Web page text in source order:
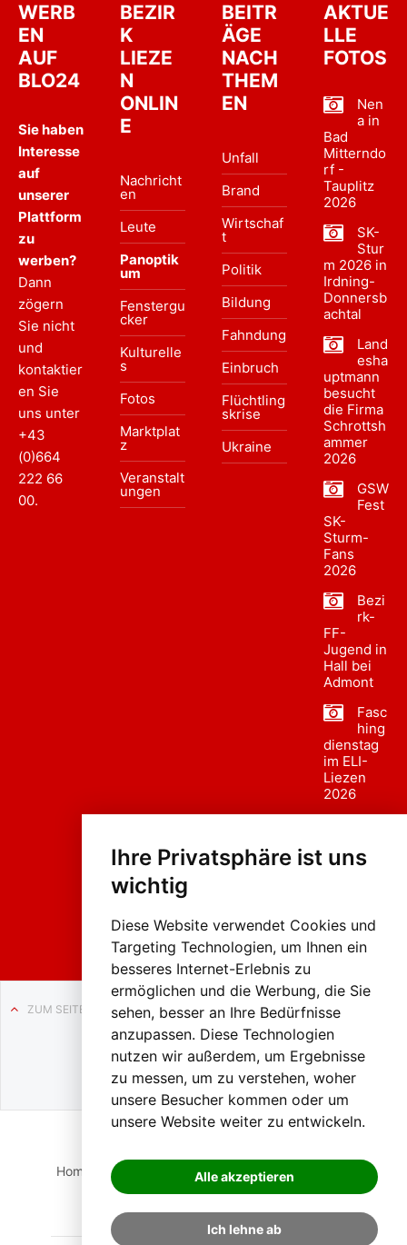
Ihre Privatsphäre ist uns
wichtig
Diese Website verwendet Cookies und
Targeting Technologien, um Ihnen ein
besseres Internet-Erlebnis zu
ermöglichen und die Werbung, die Sie
sehen, besser an Ihre Bedürfnisse
anzupassen. Diese Technologien
nutzen wir außerdem, um Ergebnisse
zu messen, um zu verstehen, woher
unsere Besucher kommen oder um
unsere Website weiter zu entwickeln.
Alle akzeptieren
Ich lehne ab
WERB
EN
AUF
BLO24
Sie haben
Interesse
auf
unserer
Plattform
zu
werben?
Dann
zögern
Sie nicht
und
kontaktier
en Sie
uns unter
+43
(0)664
222 66
00.
BEZIR
K
LIEZE
N
ONLIN
E
Nachricht
en
Leute
Panoptik
um
Fenstergu
cker
Kulturelle
s
Fotos
Marktplat
z
Veranstalt
ungen
BEITR
ÄGE
NACH
THEM
EN
Unfall
Brand
Wirtschaf
t
Politik
Bildung
Fahndung
Einbruch
Flüchtling
skrise
Ukraine
AKTUE
LLE
FOTOS
Nen
a in
Bad
Mitterndo
rf -
Tauplitz
2026
SK-
Stur
m 2026 in
Irdning-
Donnersb
achtal
Land
esha
uptmann
besucht
die Firma
Schrottsh
ammer
2026
GSW
Fest
SK-
Sturm-
Fans
2026
Bezi
rk-
FF-
Jugend in
Hall bei
Admont
Fasc
hing
dienstag
im ELI-
Liezen
2026
sumzug
Liezen
ZUM SEITENANFANG
Auf BLO24.at werben?
+43 (0)664 2226600
Home Suche Login Impressum
Datenschutz